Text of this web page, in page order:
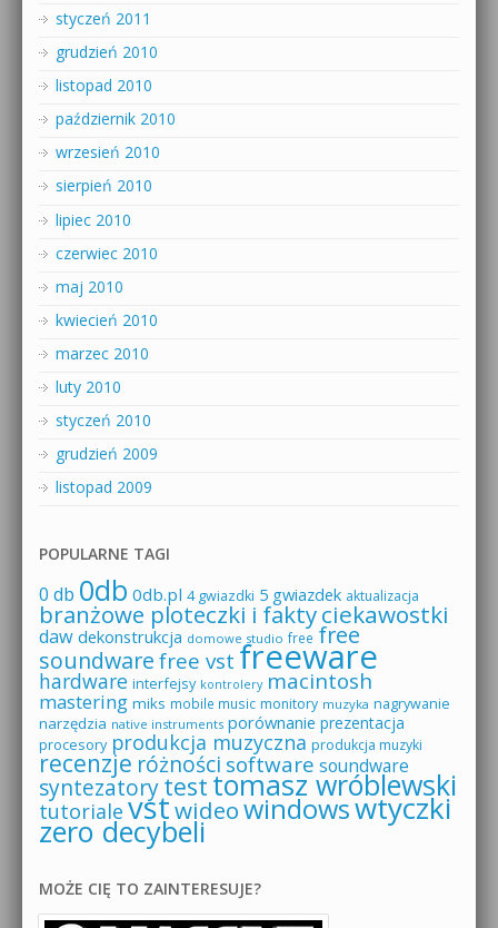
styczeń 2011
grudzień 2010
listopad 2010
październik 2010
wrzesień 2010
sierpień 2010
lipiec 2010
czerwiec 2010
maj 2010
kwiecień 2010
marzec 2010
luty 2010
styczeń 2010
grudzień 2009
listopad 2009
POPULARNE TAGI
0 db 0db 0db.pl 4 gwiazdki 5 gwiazdek aktualizacja
branżowe ploteczki i faktyciekawostki
daw dekonstrukcja domowe studio free free
soundware free vst freeware
hardware interfejsy kontrolery macintosh
mastering miks mobile music monitory muzyka nagrywanie
narzędzia native instruments porównanie prezentacja
procesory produkcja muzyczna produkcja muzyki
recenzje różności software soundware
syntezatorytesttomasz wróblewski
tutoriale vstwideowindowswtyczki
zero decybeli
MOŻE CIĘ TO ZAINTERESUJE?